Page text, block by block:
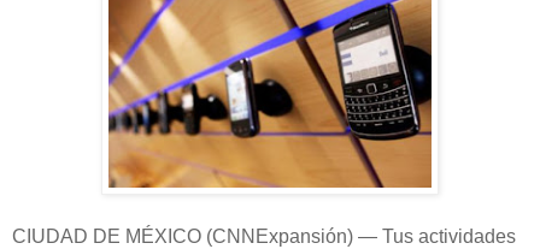
CIUDAD DE MÉXICO (CNNExpansión) — Tus actividades